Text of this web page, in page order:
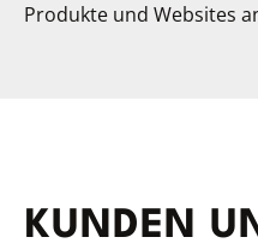
Produkte und Websites
KUNDEN